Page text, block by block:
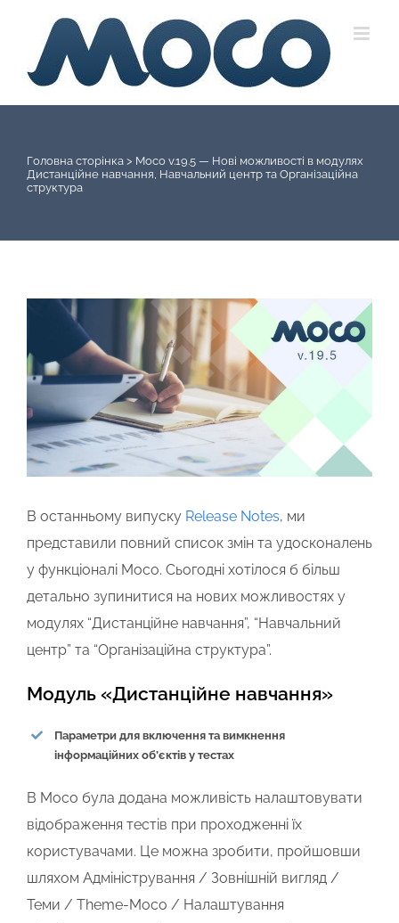
content
Головна сторінка > Moco v.19.5 — Нові можливості в модулях
Дистанційне навчання, Навчальний центр та Організаційна
структура
Image
В останньому випуску Release Notes, ми
представили повний список змін та удосконалень
у функціоналі Moco. Сьогодні хотілося б більш
детально зупинитися на нових можливостях у
модулях “Дистанційне навчання”, “Навчальний
центр” та “Організаційна структура”.
Модуль «Дистанційне навчання»
Параметри для включення та вимкнення
інформаційних об’єктів у тестах
В Мосо була додана можливість налаштовувати
відображення тестів при проходженні їх
користувачами. Це можна зробити, пройшовши
шляхом Адміністрування / Зовнішній вигляд /
Теми / Theme-Moco / Налаштування